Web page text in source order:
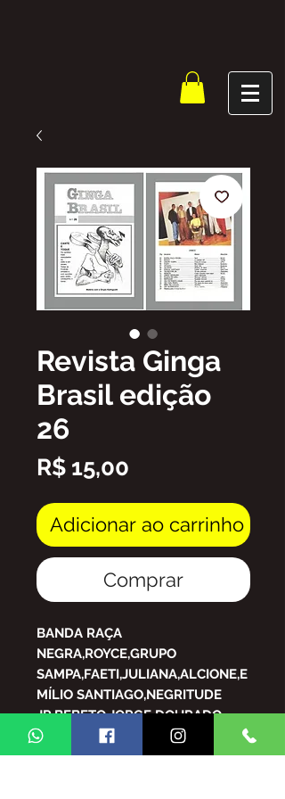
Revista Ginga
Brasil edição
26
R$ 15,00
Adicionar ao carrinho
Comprar
BANDA RAÇA
NEGRA,ROYCE,GRUPO
SAMPA,FAETI,JULIANA,ALCIONE,E
MÍLIO SANTIAGO,NEGRITUDE
JR,BEBETO,JORGE DOURADO,
ELIANA DE LIMA.REINALDO,GR
UM TOQUE A MAIS,GR CASA